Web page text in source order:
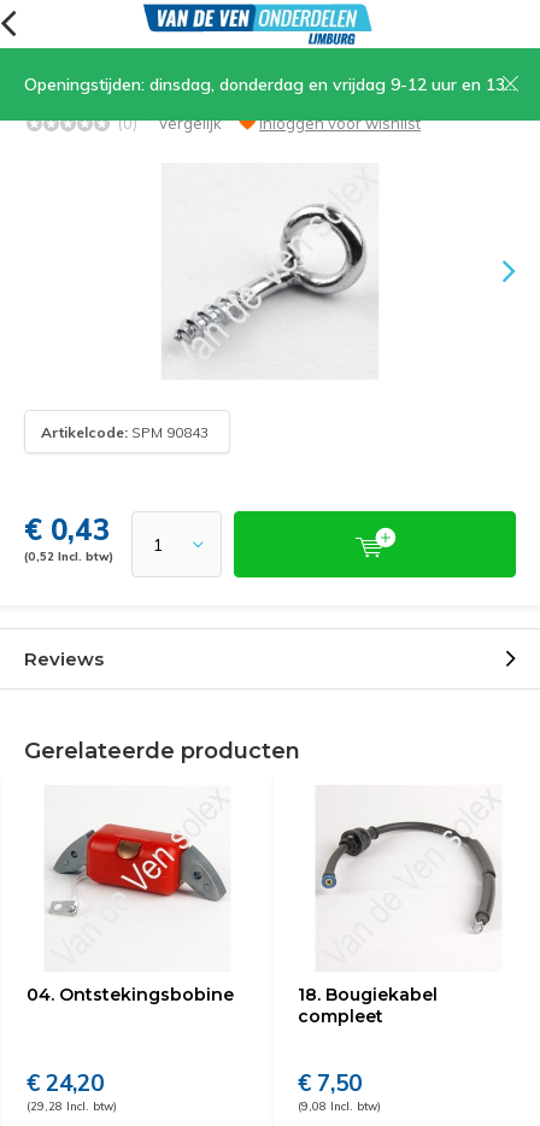
Openingstijden: dinsdag, donderdag en vrijdag 9-12 uur en 13.30-17 uur, zaterdag 9-12 uur
19. Kabeleinde voor bougiekabel
(0) Vergelijk Inloggen voor wishlist
Artikelcode: SPM 90843
€ 0,43
(0,52 Incl. btw)
Reviews
Gerelateerde producten
04. Ontstekingsbobine
€ 24,20
(29,28 Incl. btw)
18. Bougiekabel
compleet
€ 7,50
(9,08 Incl. btw)